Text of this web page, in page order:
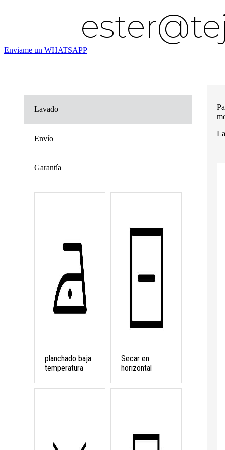
Enviame un WHATSAPP
Lavado
Envío
Garantía
planchado baja
temperatura
Secar en
horizontal